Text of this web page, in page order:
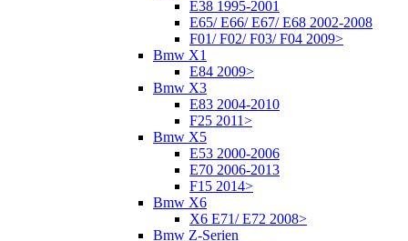
E38 1995-2001
E65/ E66/ E67/ E68 2002-2008
F01/ F02/ F03/ F04 2009>
Bmw X1
E84 2009>
Bmw X3
E83 2004-2010
F25 2011>
Bmw X5
E53 2000-2006
E70 2006-2013
F15 2014>
Bmw X6
X6 E71/ E72 2008>
Bmw Z-Serien